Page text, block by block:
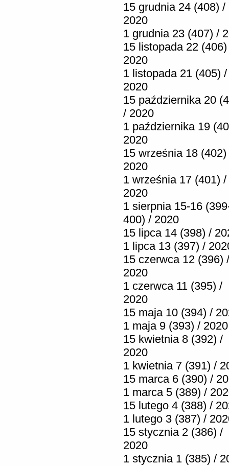
15 grudnia 24 (408) /
2020
1 grudnia 23 (407) /
15 listopada 22
2020
1 listopada 21 (405) /
2020
15 października 20
/ 2020
1 października 19
2020
15 września 18 (402)
2020
1 września 17 (401) /
2020
1 sierpnia 15-16
400) / 2020
15 lipca 14 (398) /
1 lipca 13 (397) /
15 czerwca 12 (396) /
2020
1 czerwca 11 (395) /
2020
15 maja 10 (394) /
1 maja 9 (393) / 2020
15 kwietnia 8 (392) /
2020
1 kwietnia 7 (391) /
15 marca 6 (390) /
1 marca 5 (389) /
15 lutego 4 (388) /
1 lutego 3 (387) /
15 stycznia 2 (386) /
2020
1 stycznia 1 (385) /